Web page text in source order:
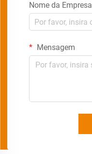
Nome da Empresa
Mensagem